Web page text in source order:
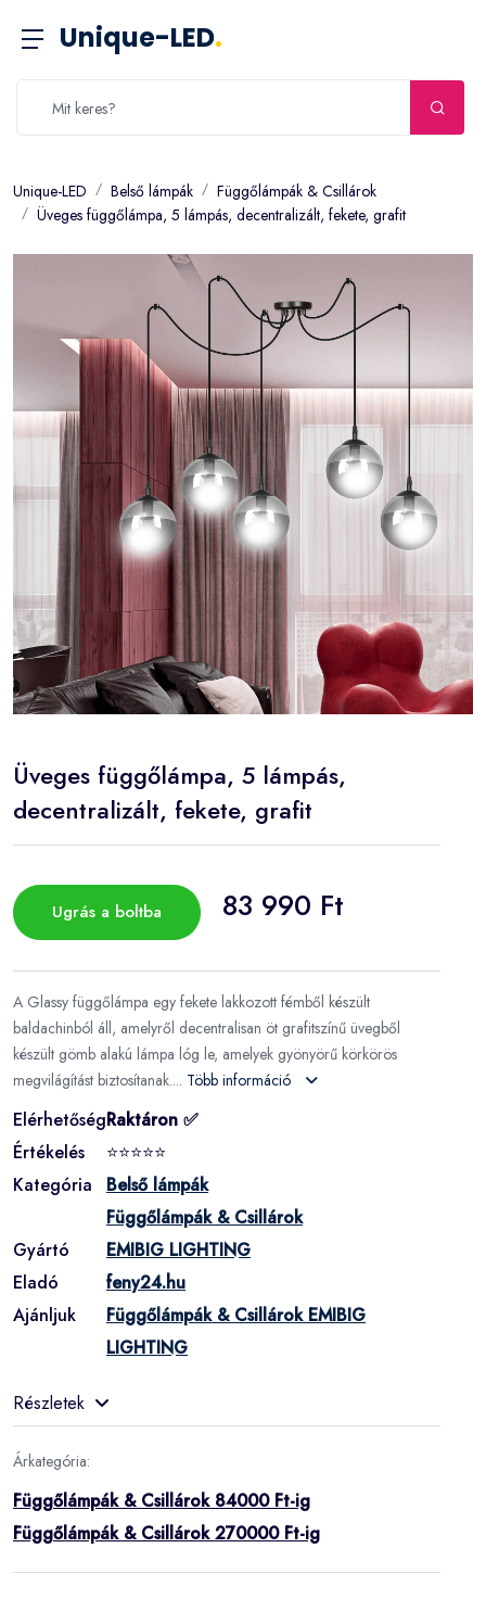
Unique-LED.
Unique-LED Belső lámpák
Függőlámpák & Csillárok
Üveges függőlámpa, 5 lámpás, decentralizált, fekete, grafit
Üveges függőlámpa, 5 lámpás,
decentralizált, fekete, grafit
Ugrás a boltba 83 990 Ft
A Glassy függőlámpa egy fekete lakkozott fémből készült
baldachinból áll, amelyről decentralisan öt grafitszínű üvegből
készült gömb alakú lámpa lóg le, amelyek gyönyörű körkörös
megvilágítást biztosítanak.... Több információ
ElérhetőségRaktáron ✅
Értékelés
⭐⭐⭐⭐⭐
Kategória
Belső lámpák
Függőlámpák & Csillárok
Gyártó
EMIBIG LIGHTING
Eladó
feny24.hu
Ajánljuk
Függőlámpák & Csillárok EMIBIG
LIGHTING
Részletek
Árkategória:
Függőlámpák & Csillárok 84000 Ft-ig
Függőlámpák & Csillárok 270000 Ft-ig